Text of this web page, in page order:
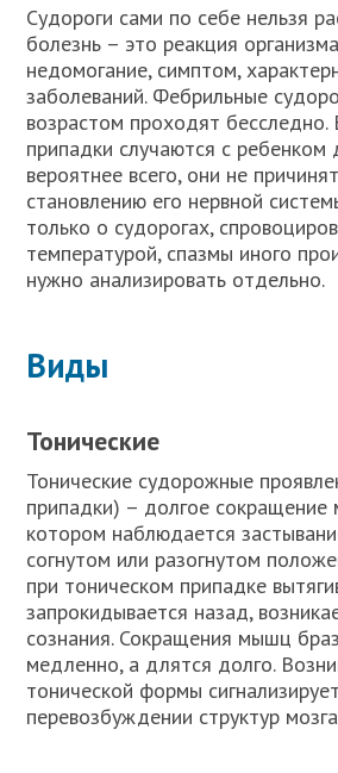
Судороги сами по себе нельзя
болезнь – это реакция
недомогание, симптом,
заболеваний. Фебрильные
возрастом проходят
припадки случаются с
вероятнее всего, они не
становлению его нервной
только о судорогах,
температурой, спазмы иного
нужно анализировать отдельно.
Виды
Тонические
Тонические судорожные
припадки) – долгое сокращение
котором наблюдается
согнутом или разогнутом
при тоническом припадке
запрокидывается назад,
сознания. Сокращения мышц
медленно, а длятся долго.
тонической формы
перевозбуждении структур